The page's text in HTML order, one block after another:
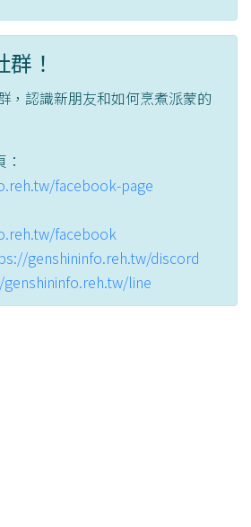
！
，認識新朋友和如何烹煮派蒙的
facebook-page
facebook
genshininfo.reh.tw/discord
line